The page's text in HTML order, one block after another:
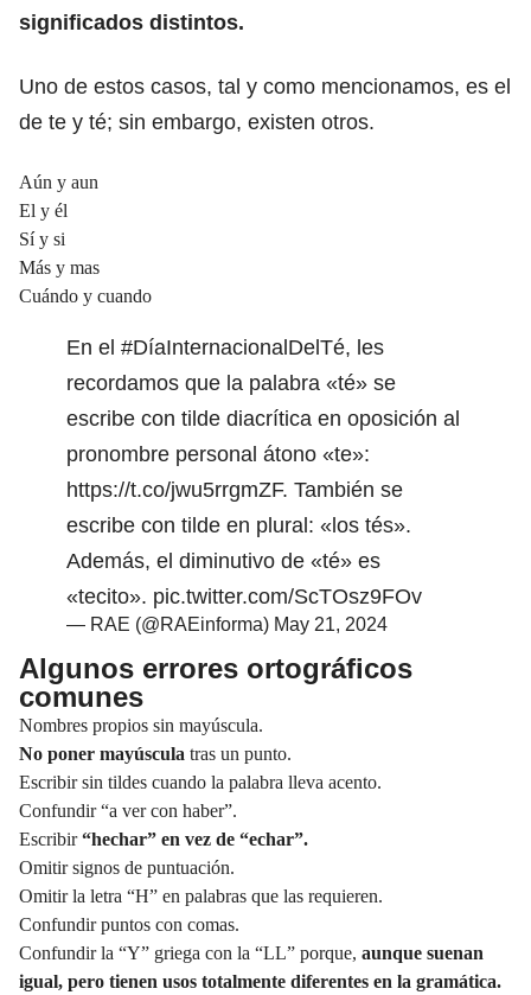
significados distintos.
Uno de estos casos, tal y como mencionamos, es el
de te y té; sin embargo, existen otros.
Aún y aun
El y él
Sí y si
Más y mas
Cuándo y cuando
En el #DíaInternacionalDelTé, les
recordamos que la palabra «té» se
escribe con tilde diacrítica en oposición al
pronombre personal átono «te»:
https://t.co/jwu5rrgmZF. También se
escribe con tilde en plural: «los tés».
Además, el diminutivo de «té» es
«tecito». pic.twitter.com/ScTOsz9FOv
— RAE (@RAEinforma) May 21, 2024
Algunos errores ortográficos
comunes
Nombres propios sin mayúscula.
No poner mayúscula tras un punto.
Escribir sin tildes cuando la palabra lleva acento.
Confundir “a ver con haber”.
Escribir“hechar” en vez de “echar”.
Omitir signos de puntuación.
Omitir la letra “H” en palabras que las requieren.
Confundir puntos con comas.
Confundir la “Y” griega con la “LL” porque, aunque suenan
igual, pero tienen usos totalmente diferentes en la gramática.